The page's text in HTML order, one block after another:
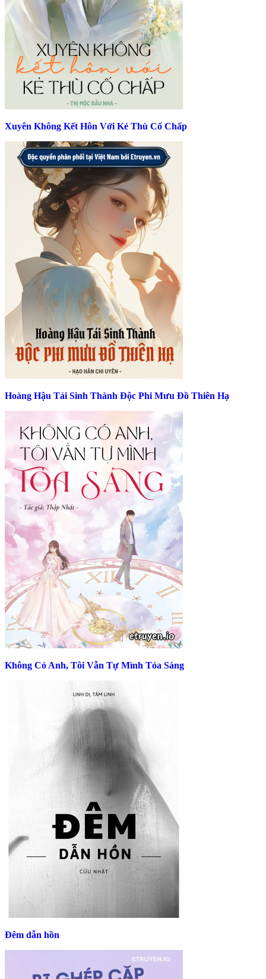
Xuyên Không Kết Hôn Với Kẻ Thù Cố Chấp
Hoàng Hậu Tái Sinh Thành Độc Phi Mưu Đồ Thiên Hạ
Không Có Anh, Tôi Vẫn Tự Mình Tỏa Sáng
Đêm dẫn hồn